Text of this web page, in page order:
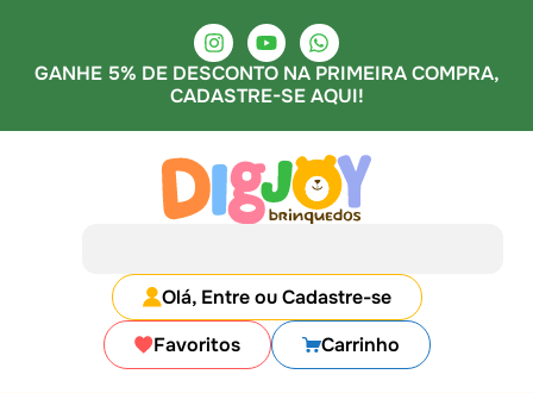
GANHE 5% DE DESCONTO NA PRIMEIRA COMPRA,
CADASTRE-SE AQUI!
Olá, Entre ou Cadastre-se
Favoritos
Carrinho